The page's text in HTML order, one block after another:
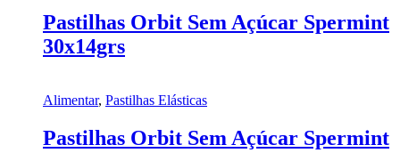
Pastilhas Orbit Sem Açúcar Spermint
30x14grs
Alimentar, Pastilhas Elásticas
Pastilhas Orbit Sem Açúcar Spermint